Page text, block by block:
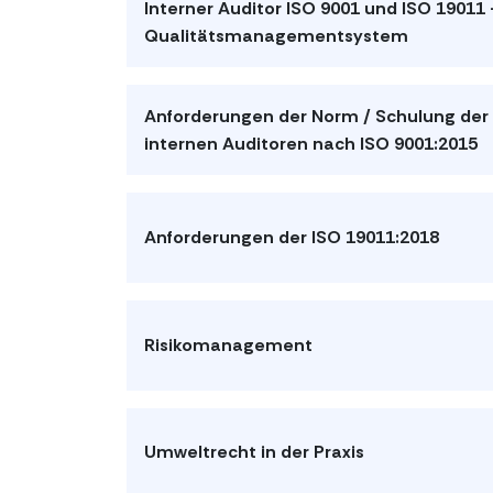
Interner Auditor ISO 9001 und ISO 19011
Qualitätsmanagementsystem
Anforderungen der Norm / Schulung der
internen Auditoren nach ISO 9001:2015
Anforderungen der ISO 19011:2018
Risikomanagement
Umweltrecht in der Praxis